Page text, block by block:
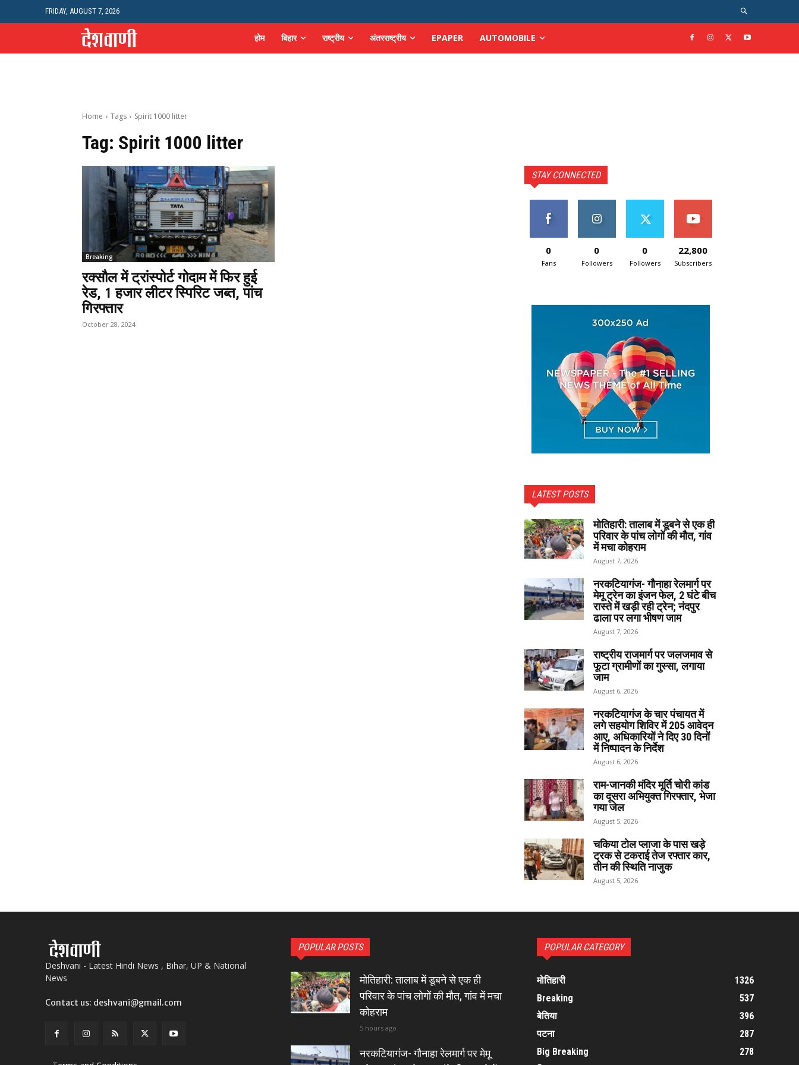
FRIDAY, AUGUST 7, 2026
होम बिहार राष्ट्रीय अंतरराष्ट्रीय EPAPER AUTOMOBILE
Home Tags Spirit 1000 litter
Tag: Spirit 1000 litter
Breaking
रक्सौल में ट्रांस्पोर्ट गोदाम में फिर हुई
रेड, 1 हजार लीटर स्पिरिट जब्त, पांच
गिरफ्तार
October 28, 2024
STAY CONNECTED
0
Fans
0
Followers
0
Followers
22,800
Subscribers
LATEST POSTS
मोतिहारी: तालाब में डूबने से एक ही
परिवार के पांच लोगों की मौत, गांव
में मचा कोहराम
August 7, 2026
नरकटियागंज- गौनाहा रेलमार्ग पर
मेमू ट्रेन का इंजन फेल, 2 घंटे बीच
रास्ते में खड़ी रही ट्रेन; नंदपुर
ढाला पर लगा भीषण जाम
August 7, 2026
राष्ट्रीय राजमार्ग पर जलजमाव से
फूटा ग्रामीणों का गुस्सा, लगाया
जाम
August 6, 2026
नरकटियागंज के चार पंचायत में
लगे सहयोग शिविर में 205 आवेदन
आए, अधिकारियों ने दिए 30 दिनों
में निष्पादन के निर्देश
August 6, 2026
राम-जानकी मंदिर मूर्ति चोरी कांड
का दूसरा अभियुक्त गिरफ्तार, भेजा
गया जेल
August 5, 2026
चकिया टोल प्लाजा के पास खड़े
ट्रक से टकराई तेज रफ्तार कार,
तीन की स्थिति नाजुक
August 5, 2026
Deshvani - Latest Hindi News , Bihar, UP & National
News
Contact us: deshvani@gmail.com
POPULAR POSTS
मोतिहारी: तालाब में डूबने से एक ही
परिवार के पांच लोगों की मौत, गांव में मचा
कोहराम
5 hours ago
नरकटियागंज- गौनाहा रेलमार्ग पर मेमू
POPULAR CATEGORY
मोतिहारी
1326
Breaking
537
बेतिया
396
पटना
287
Big Breaking
278